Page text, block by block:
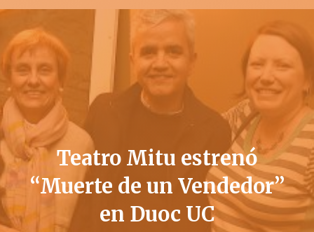
Teatro Mitu estrenó
“Muerte de un Vendedor”
en Duoc UC